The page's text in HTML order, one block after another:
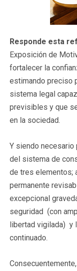
Responde esta
Exposición de
fortalecer la
estimando preciso
sistema legal
previsibles y que
en la sociedad.
Y siendo necesario
del sistema de
de tres elementos;
permanente
excepcional
seguridad (con
libertad vigilada) y
continuado.